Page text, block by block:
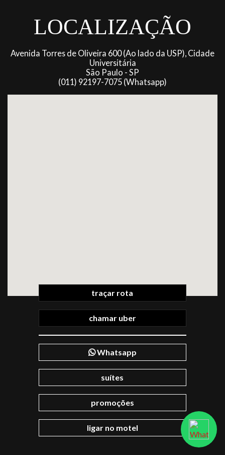
LOCALIZAÇÃO
Avenida Torres de Oliveira 600 (Ao lado da USP), Cidade
Universitária
São Paulo - SP
(011) 92197-7075 (Whatsapp)
traçar rota
chamar uber
Whatsapp
suítes
promoções
ligar no motel